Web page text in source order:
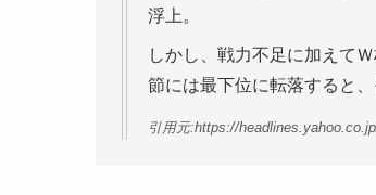
浮上。
しかし、戦力不足に加えて
節には最下位に転落すると
引用元:https://